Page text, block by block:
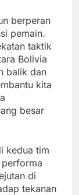
berperan
pemain.
taktik
Bolivia
balik dan
kita
besar
kedua tim
di
tekanan